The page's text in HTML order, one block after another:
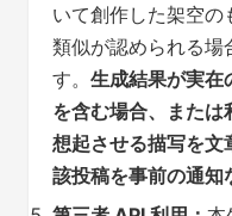
いて創作した架空
類似が認められる場
す。 生成結果が実在
を含む場合、または
想起させる描写を文
該投稿を事前の通知